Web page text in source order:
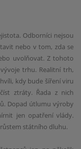
Odborníci nejsou
nebo v tom, zda se
uvolňovat. Z tohoto
trhu. Realitní trh,
kdy bude šíření viru
ztráty. Řada z nich
Dopad útlumu výroby
jen opatření vlády.
státního dluhu.